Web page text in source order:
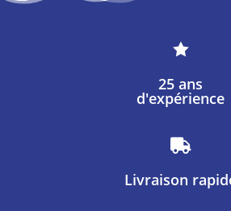

25 ans
d'expérience

Livraison